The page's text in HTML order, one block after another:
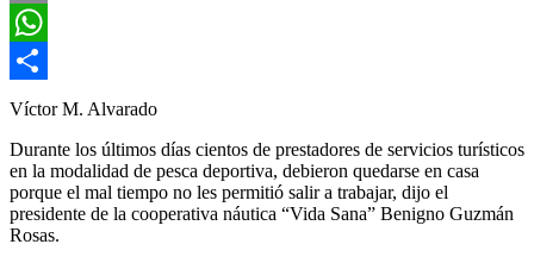
Email
WhatsApp
Compartir
Víctor M. Alvarado
Durante los últimos días cientos de prestadores de servicios turísticos
en la modalidad de pesca deportiva, debieron quedarse en casa
porque el mal tiempo no les permitió salir a trabajar, dijo el
presidente de la cooperativa náutica “Vida Sana” Benigno Guzmán
Rosas.